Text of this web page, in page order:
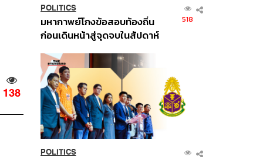
138
POLITICS
มหากาพย์โกงข้อสอบท้องถิ่น
ก่อนเดินหน้าสู่จุดจบในสัปดาห์
518
POLITICS